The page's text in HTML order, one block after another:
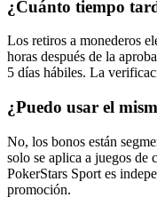
¿Cuánto tiempo
Los retiros a monederos
horas después de la
5 días hábiles. La
¿Puedo usar el
No, los bonos están
solo se aplica a juegos de
PokerStars Sport es
promoción.